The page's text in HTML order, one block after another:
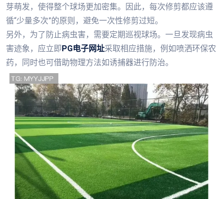
芽萌发，使得整个球场更加密集。因此，每次修剪都应该遵
循“少量多次”的原则，避免一次性修剪过短。
另外，为了防止病虫害，需要定期巡视球场。一旦发现病虫
害迹象，应立即PG电子网址采取相应措施，例如喷洒环保农
药，同时也可借助物理方法如诱捕器进行防治。